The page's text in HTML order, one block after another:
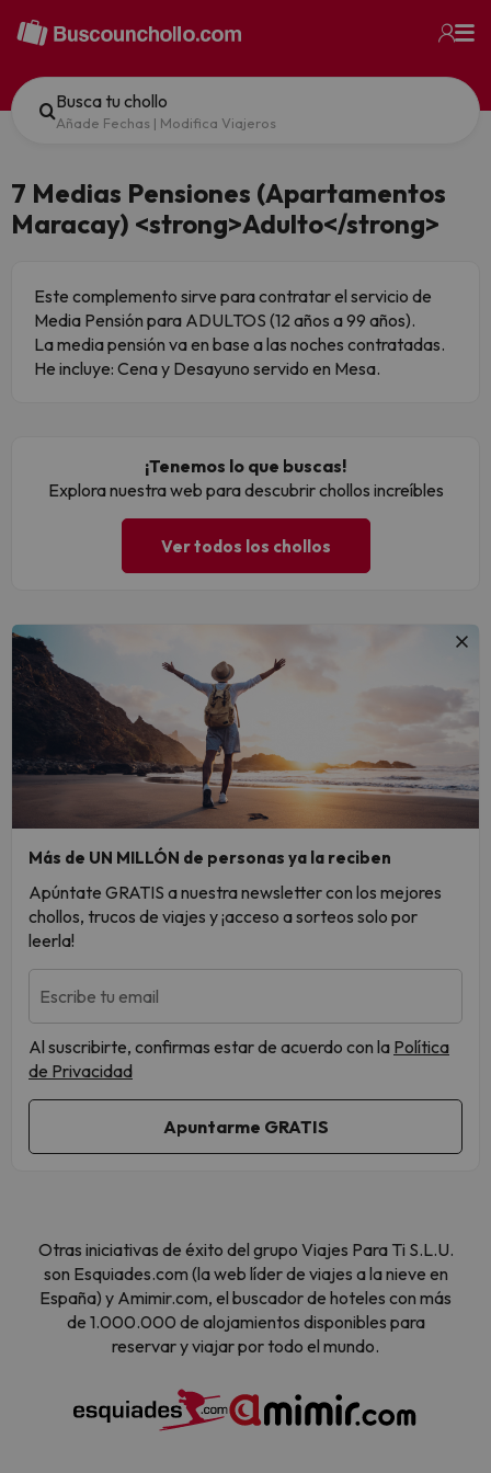
Busca tu chollo
Añade Fechas | Modifica Viajeros
7 Medias Pensiones (Apartamentos
Maracay) <strong>Adulto</strong>
Este complemento sirve para contratar el servicio de
Media Pensión para ADULTOS (12 años a 99 años).
La media pensión va en base a las noches contratadas.
He incluye: Cena y Desayuno servido en Mesa.
¡Tenemos lo que buscas!
Explora nuestra web para descubrir chollos increíbles
Ver todos los chollos
Más de UN MILLÓN de personas ya la reciben
Apúntate GRATIS a nuestra newsletter con los mejores
chollos, trucos de viajes y ¡acceso a sorteos solo por
leerla!
Escribe tu email
Al suscribirte, confirmas estar de acuerdo con la Política
de Privacidad
Otras iniciativas de éxito del grupo Viajes Para Ti S.L.U.
son Esquiades.com (la web líder de viajes a la nieve en
España) y Amimir.com, el buscador de hoteles con más
de 1.000.000 de alojamientos disponibles para
reservar y viajar por todo el mundo.